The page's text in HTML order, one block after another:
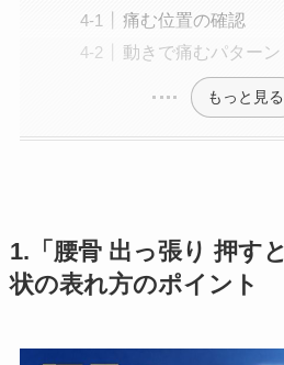
痛む位置の確認
動きで痛むパターン
もっと見る
1.「腰骨 出っ張り 押す
状の表れ方のポイント